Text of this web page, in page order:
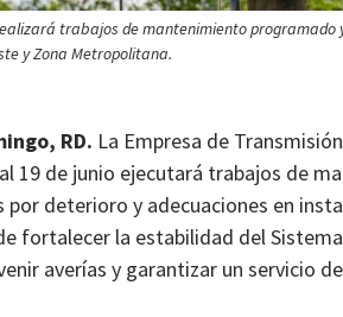
trabajos de mantenimiento
y Zona Metropolitana.
RD. La Empresa de
19 de junio ejecutará trabajos de
por deterioro y adecuaciones en
fortalecer la estabilidad del
averías y garantizar un servicio